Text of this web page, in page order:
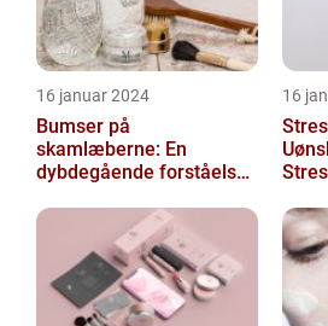
16 januar 2024
Bumser på
skamlæberne: En
dybdegående forståelse
16